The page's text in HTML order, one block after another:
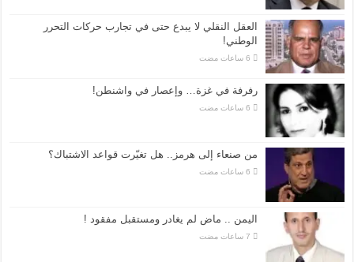
العقل النقلي لا يبدع حتى في تجارب حركات التحرر
الوطني!
رفرفة في غزة… وإعصار في واشنطن!
من صنعاء إلى هرمز.. هل تغيّرت قواعد الاشتباك؟
اليمن .. ماض لم يغادر ومستقبل مفقود !